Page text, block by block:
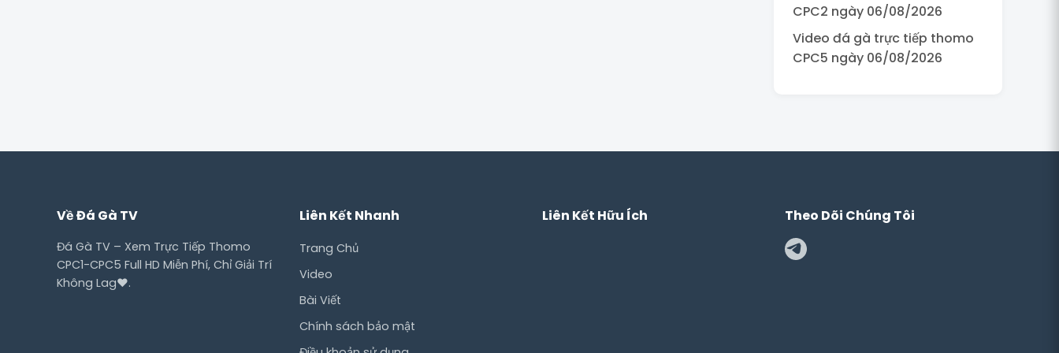
CPC2 ngày 06/08/2026
Video đá gà trực tiếp thomo
CPC5 ngày 06/08/2026
Về Đá Gà TV
Đá Gà TV – Xem Trực Tiếp Thomo
CPC1-CPC5 Full HD Miễn Phí, Chỉ Giải Trí
Không Lag❤️.
Liên Kết Nhanh
Trang Chủ
Video
Bài Viết
Chính sách bảo mật
Liên Kết Hữu Ích Theo Dõi Chúng Tôi